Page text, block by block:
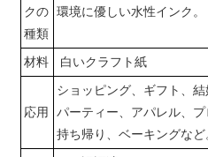
クの
種類
環境に優しい水性インク。
材料 白いクラフト紙
応用
ショッピング、ギフト、
パーティー、アパレル、
持ち帰り、ベーキングなど